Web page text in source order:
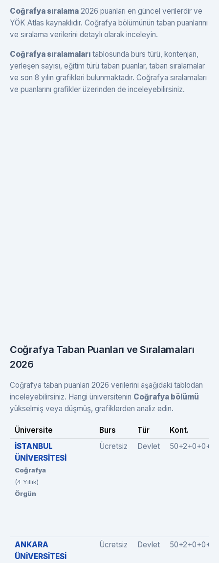
Coğrafya sıralama 2026 puanları en güncel verilerdir ve
YÖK Atlas kaynaklıdır. Coğrafya bölümünün taban puanlarını
ve sıralama verilerini detaylı olarak inceleyin.
Coğrafya sıralamaları tablosunda burs türü, kontenjan,
yerleşen sayısı, eğitim türü taban puanlar, taban sıralamalar
ve son 8 yılın grafikleri bulunmaktadır. Coğrafya sıralamaları
ve puanlarını grafikler üzerinden de inceleyebilirsiniz.
Coğrafya Taban Puanları ve Sıralamaları
2026
Coğrafya taban puanları 2026 verilerini aşağıdaki tablodan
inceleyebilirsiniz. Hangi üniversitenin Coğrafya bölümü
yükselmiş veya düşmüş, grafiklerden analiz edin.
Üniversite Burs Tür
Kont.
İSTANBUL
ÜNİVERSİTESİ
Coğrafya
(4 Yıllık)
Örgün
Ücretsiz Devlet 50+2+0+0+0
ANKARA
ÜNİVERSİTESİ
Ücretsiz Devlet 50+2+0+0+0